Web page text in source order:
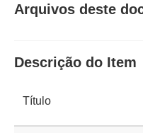
Arquivos deste
Descrição do Item
Título